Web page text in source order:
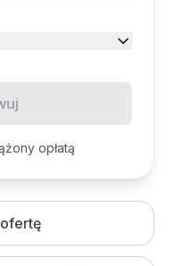
1
2
7 8
0
opłatą